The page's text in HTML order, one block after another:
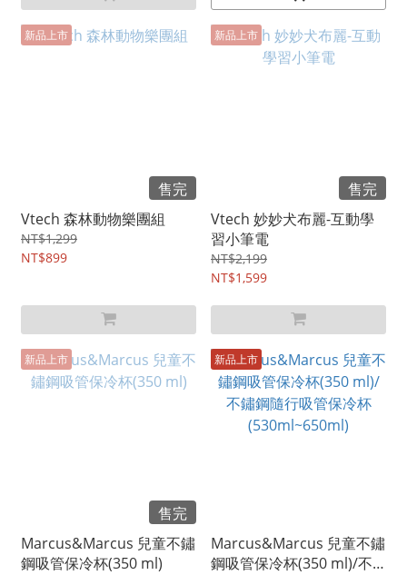
新品上市
售完
Vtech 森林動物樂團組
NT$1,299
NT$899
新品上市
售完
Vtech 妙妙犬布麗-互動學
習小筆電
NT$2,199
NT$1,599
新品上市
售完
Marcus&Marcus 兒童不鏽
鋼吸管保冷杯(350 ml)
新品上市
Marcus&Marcus 兒童不鏽
鋼吸管保冷杯(350 ml)/不